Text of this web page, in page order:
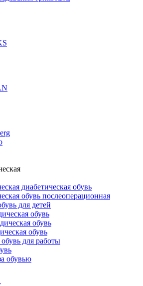
диабетическая обувь
обувь послеоперационная
для детей
обувь
обувь
обувь
для работы
обувью